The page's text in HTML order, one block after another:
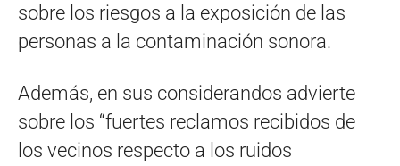
sobre los riesgos a la exposición de las
personas a la contaminación sonora.
Además, en sus considerandos advierte
sobre los “fuertes reclamos recibidos de
los vecinos respecto a los ruidos